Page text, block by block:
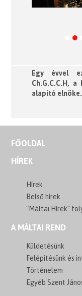
Egy évvel
Ch.G.C.C.H,
alapító elnöke.
FŐOLDAL
HÍREK
Hírek
Belső hírek
"Máltai Hírek"
A MÁLTAI REND
Küldetésünk
Felépítésünk és
Történelem
Egyéb Szent